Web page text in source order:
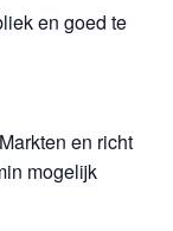
en goed te
en richt
mogelijk